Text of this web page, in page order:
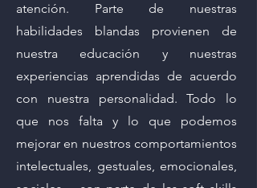
atención. Parte de nuestras
habilidades blandas provienen de
nuestra educación y nuestras
experiencias aprendidas de acuerdo
con nuestra personalidad. Todo lo
que nos falta y lo que podemos
mejorar en nuestros comportamientos
intelectuales, gestuales, emocionales,